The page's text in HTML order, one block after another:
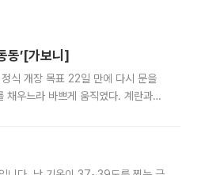
동’[가보니]
식 개장 목표 22일 만에 다시 문을
채우느라 바쁘게 움직였다. 계란과